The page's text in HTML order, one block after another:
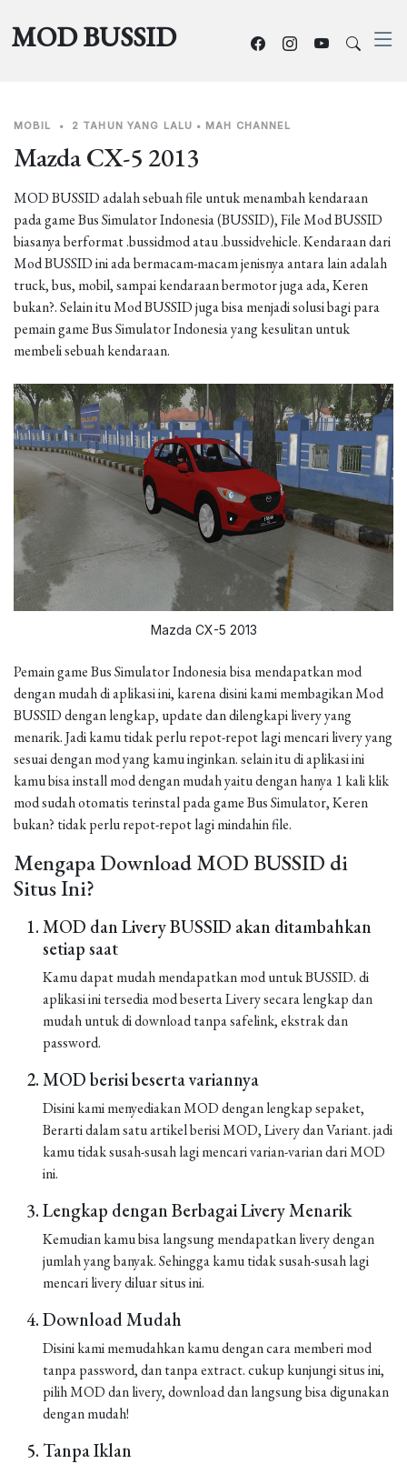
MOD BUSSID
MOBIL • 2 TAHUN YANG LALU • MAH CHANNEL
Mazda CX-5 2013
MOD BUSSID adalah sebuah file untuk menambah kendaraan
pada game Bus Simulator Indonesia (BUSSID), File Mod BUSSID
biasanya berformat .bussidmod atau .bussidvehicle. Kendaraan dari
Mod BUSSID ini ada bermacam-macam jenisnya antara lain adalah
truck, bus, mobil, sampai kendaraan bermotor juga ada, Keren
bukan?. Selain itu Mod BUSSID juga bisa menjadi solusi bagi para
pemain game Bus Simulator Indonesia yang kesulitan untuk
membeli sebuah kendaraan.
Mazda CX-5 2013
Pemain game Bus Simulator Indonesia bisa mendapatkan mod
dengan mudah di aplikasi ini, karena disini kami membagikan Mod
BUSSID dengan lengkap, update dan dilengkapi livery yang
menarik. Jadi kamu tidak perlu repot-repot lagi mencari livery yang
sesuai dengan mod yang kamu inginkan. selain itu di aplikasi ini
kamu bisa install mod dengan mudah yaitu dengan hanya 1 kali klik
mod sudah otomatis terinstal pada game Bus Simulator, Keren
bukan? tidak perlu repot-repot lagi mindahin file.
Mengapa Download MOD BUSSID di
Situs Ini?
MOD dan Livery BUSSID akan ditambahkan
setiap saat
Kamu dapat mudah mendapatkan mod untuk BUSSID. di
aplikasi ini tersedia mod beserta Livery secara lengkap dan
mudah untuk di download tanpa safelink, ekstrak dan
password.
MOD berisi beserta variannya
Disini kami menyediakan MOD dengan lengkap sepaket,
Berarti dalam satu artikel berisi MOD, Livery dan Variant. jadi
kamu tidak susah-susah lagi mencari varian-varian dari MOD
ini.
Lengkap dengan Berbagai Livery Menarik
Kemudian kamu bisa langsung mendapatkan livery dengan
jumlah yang banyak. Sehingga kamu tidak susah-susah lagi
mencari livery diluar situs ini.
Download Mudah
Disini kami memudahkan kamu dengan cara memberi mod
tanpa password, dan tanpa extract. cukup kunjungi situs ini,
pilih MOD dan livery, download dan langsung bisa digunakan
dengan mudah!
Tanpa Iklan